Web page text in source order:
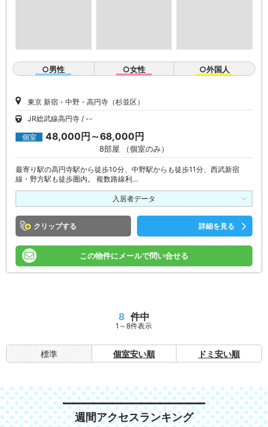
○男性 ○女性 ○外国人
東京 新宿・中野・高円寺（杉並区）
JR総武線高円寺
--
個室 48,000円～68,000円
8部屋 （個室のみ）
最寄り駅の高円寺駅から徒歩10分、中野駅からも徒歩11分、西武新宿
線・野方駅も徒歩圏内。 複数路線利…
入居者データ
クリップ 詳細を見る
この物件にメールで問い合せる
8 件中
1～8件表示
標準 個室安い順 ドミ安い順
週間アクセスランキング